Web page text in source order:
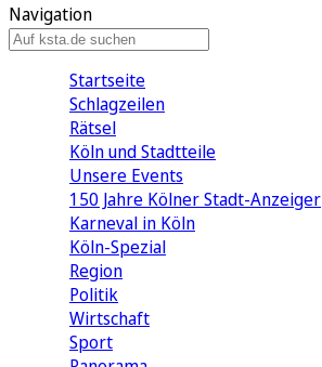
Navigation
Startseite
Schlagzeilen
Rätsel
Köln und Stadtteile
Unsere Events
150 Jahre Kölner Stadt-Anzeiger
Karneval in Köln
Köln-Spezial
Region
Politik
Wirtschaft
Sport